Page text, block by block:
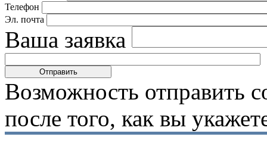
Телефон
Эл. почта
Ваша заявка
Возможность отправить
после того, как вы